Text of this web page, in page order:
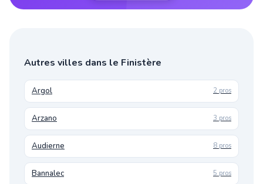
Autres villes dans le Finistère
Argol 2 pros
Arzano 3 pros
Audierne 8 pros
Bannalec 5 pros